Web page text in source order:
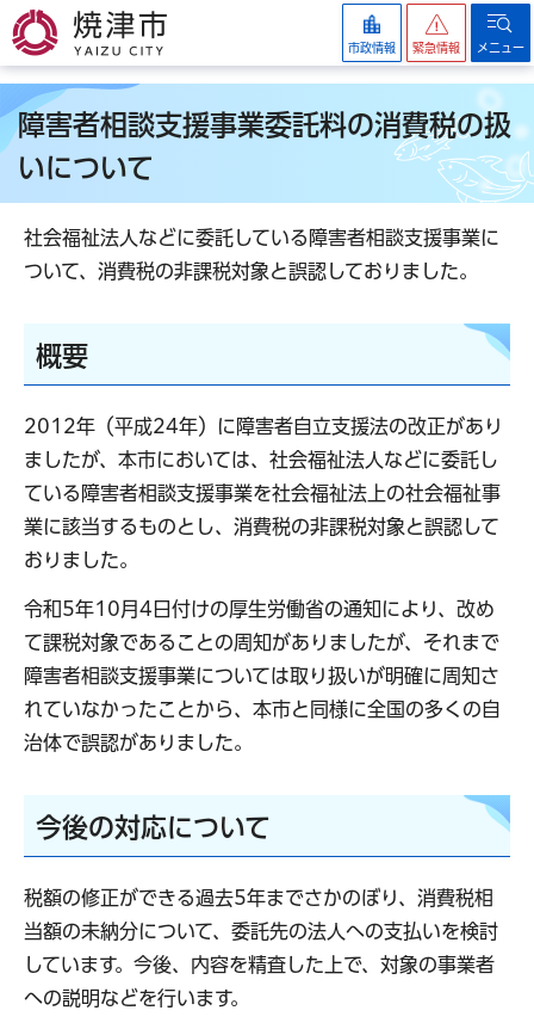
焼津市
市政情報 緊急情報 メニュー
障害者相談支援事業委託料の消費税の扱
いについて
社会福祉法人などに委託している障害者相談支援事業に
ついて、消費税の非課税対象と誤認しておりました。
概要
2012年（平成24年）に障害者自立支援法の改正があり
ましたが、本市においては、社会福祉法人などに委託し
ている障害者相談支援事業を社会福祉法上の社会福祉事
業に該当するものとし、消費税の非課税対象と誤認して
おりました。
令和5年10月4日付けの厚生労働省の通知により、改め
て課税対象であることの周知がありましたが、それまで
障害者相談支援事業については取り扱いが明確に周知さ
れていなかったことから、本市と同様に全国の多くの自
治体で誤認がありました。
今後の対応について
税額の修正ができる過去5年までさかのぼり、消費税相
当額の未納分について、委託先の法人への支払いを検討
しています。今後、内容を精査した上で、対象の事業者
への説明などを行います。